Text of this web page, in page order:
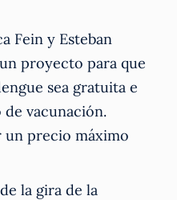
Fein y Esteban
un proyecto para que
sea gratuita e
vacunación.
un precio máximo
de la gira de la